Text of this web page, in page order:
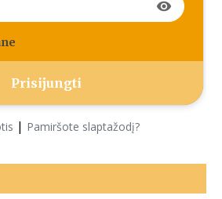
visibility
| Pamiršote slaptažodį?